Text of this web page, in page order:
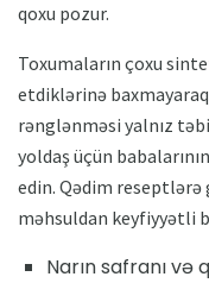
qoxu pozur.
Toxumaların çoxu
etdiklərinə
rənglənməsi yalnız
yoldaş üçün
edin. Qədim
məhsuldan keyfiyyətli
Narın safranı və